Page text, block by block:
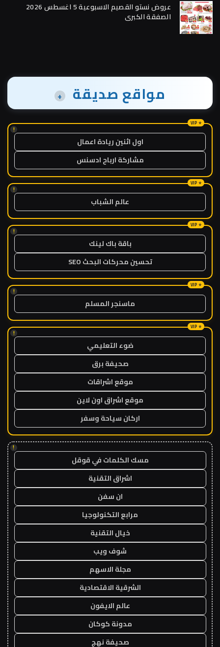
عروض نستو القصيم الاسبوعية 5 اغسطس 2026
الصفقة الكبرى
مواقع صديقة +
!
اول اثنين ريادة اعمال
مشاركة ارباح ادسنس
!
عالم الشباب
!
باقة باك لينك
تحسين محركات البحث SEO
!
ماسنجر المسلم
!
ضوء التعليمي
صحيفة برق
موقع اشراقات
موقع اشراق اون لاين
اركان سياحة وسفر
!
مسك الكلمات في قوقل
اشراق التقنية
ان سفن
مرابع التكنولوجيا
خيال التقنية
شوف ويب
مجلة الاسهم
الشرقية الاقتصادية
عالم الايفون
مدونة كوكان
صحيفة نهج